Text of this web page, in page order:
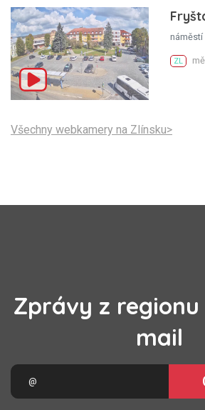
náměstí
ZL
Všechny webkamery na Zlínsku>
Zprávy z regionu
mail